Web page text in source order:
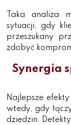
Taka analiza
sytuacji, gdy
przeszukany
zdobyć
Synergia
Najlepsze
wtedy, gdy
dziedzin.